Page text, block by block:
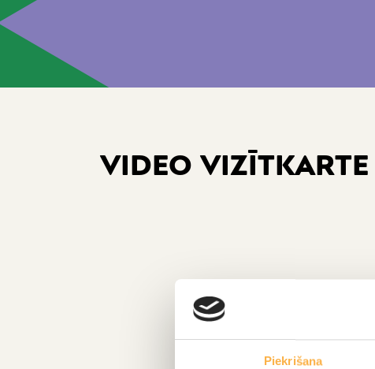
Piekrišana
VIDEO VIZĪTKARTE